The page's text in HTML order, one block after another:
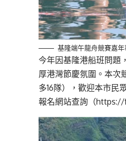
基隆端午龍舟競賽嘉
今年因基隆港船班問題
厚港灣節慶氛圍。本次
多16隊），歡迎本市民
報名網站查詢（